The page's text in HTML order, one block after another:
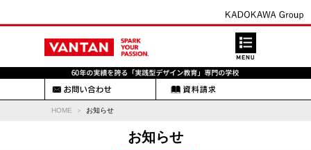
HOME お知らせ
お知らせ